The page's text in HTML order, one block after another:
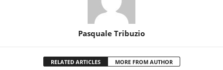
Pasquale Tribuzio
RELATED ARTICLES MORE FROM AUTHOR